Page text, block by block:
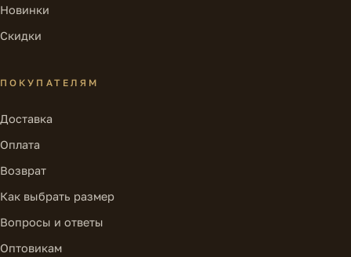
Новинки
Скидки
ПОКУПАТЕЛЯМ
Доставка
Оплата
Возврат
Как выбрать размер
Вопросы и ответы
Оптовикам